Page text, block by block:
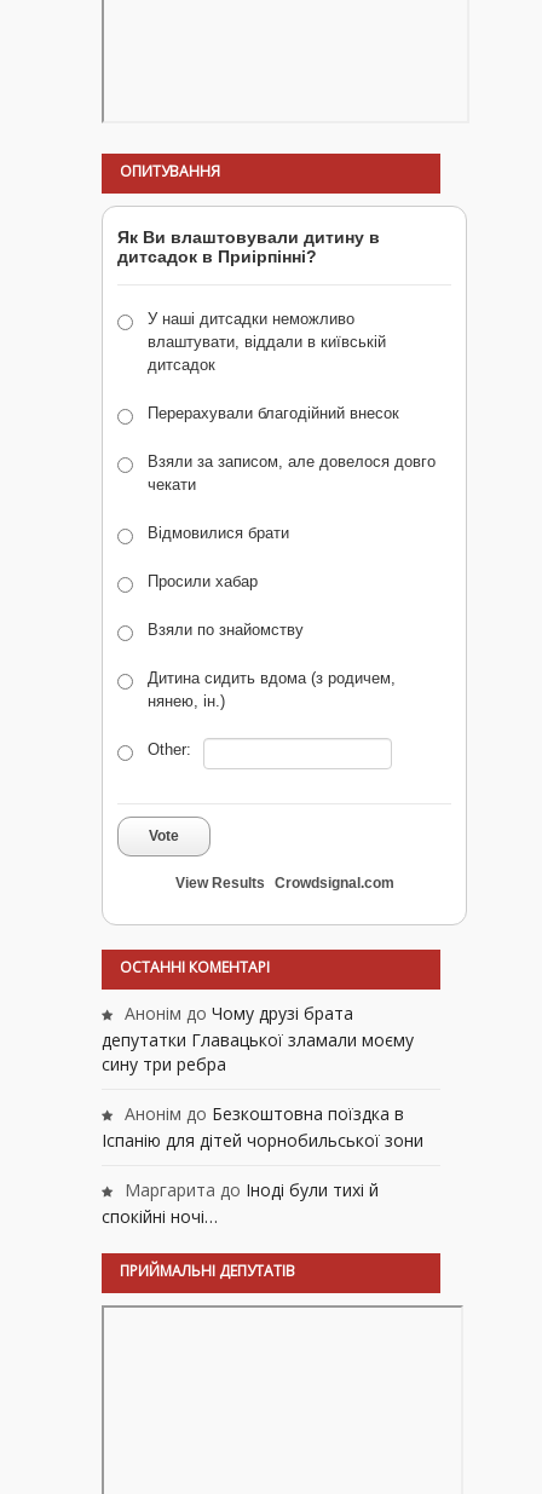
ОПИТУВАННЯ
Як Ви влаштовували дитину в
дитсадок в Приірпінні?
У наші дитсадки неможливо
влаштувати, віддали в київській
дитсадок
Перерахували благодійний внесок
Взяли за записом, але довелося довго
чекати
Відмовилися брати
Просили хабар
Взяли по знайомству
Дитина сидить вдома (з родичем,
нянею, ін.)
Other:
Vote
View Results Crowdsignal.com
ОСТАННІ КОМЕНТАРІ
Анонім до Чому друзі брата
депутатки Главацької зламали моєму
сину три ребра
Анонім до Безкоштовна поїздка в
Іспанію для дітей чорнобильської зони
Маргарита до Іноді були тихі й
спокійні ночі…
ПРИЙМАЛЬНІ ДЕПУТАТІВ